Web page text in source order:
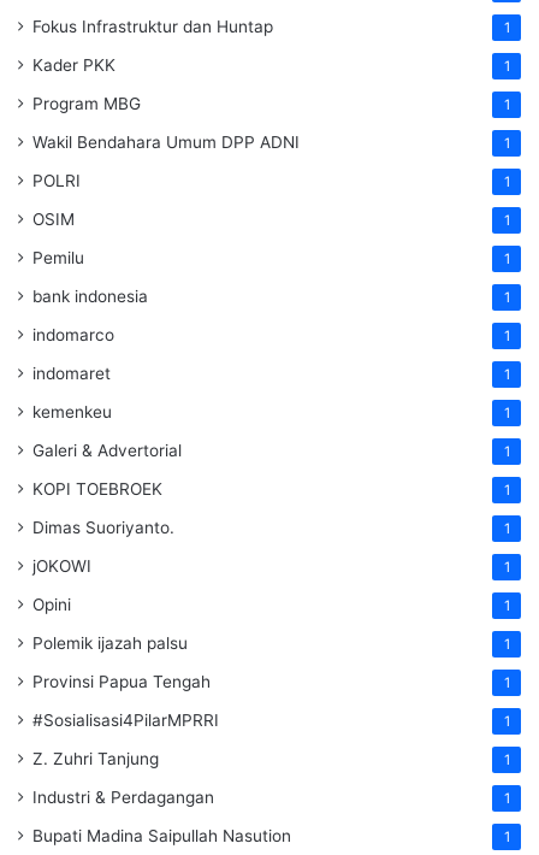
Fokus Infrastruktur dan Huntap 1
Kader PKK 1
Program MBG 1
Wakil Bendahara Umum DPP ADNI 1
POLRI 1
OSIM 1
Pemilu 1
bank indonesia 1
indomarco 1
indomaret 1
kemenkeu 1
Galeri & Advertorial 1
KOPI TOEBROEK 1
Dimas Suoriyanto. 1
jOKOWI 1
Opini 1
Polemik ijazah palsu 1
Provinsi Papua Tengah 1
#Sosialisasi4PilarMPRRI 1
Z. Zuhri Tanjung 1
Industri & Perdagangan 1
Bupati Madina Saipullah Nasution 1